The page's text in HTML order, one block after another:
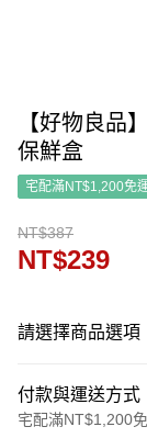
【好物良品
保鮮盒
宅配滿NT$1,200免
NT$387
NT$239
請選擇商品選項
付款與運送方式
宅配滿NT$1,200